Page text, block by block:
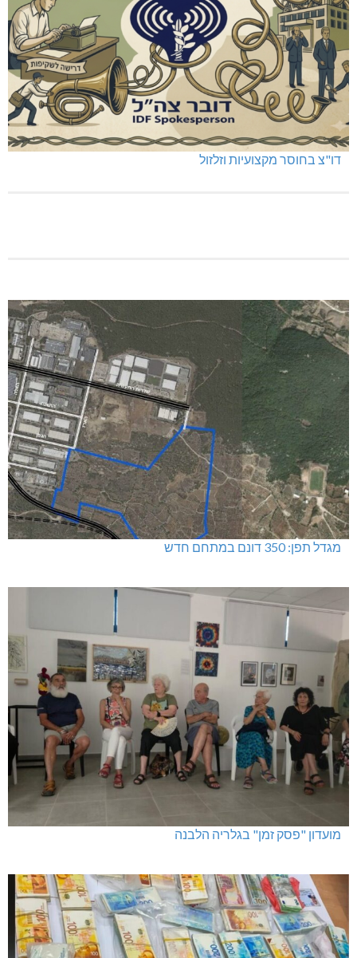
דו"צ בחוסר מקצועיות וזלזול
מגדל תפן: 350 דונם במתחם חדש
מועדון "פסק זמן" בגלריה הלבנה